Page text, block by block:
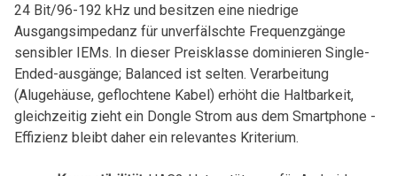
24 Bit/96-192 kHz und besitzen ​eine niedrige
Ausgangsimpedanz für unverfälschte Frequenzgänge
sensibler IEMs. In‌ dieser Preisklasse dominieren Single-
Ended-ausgänge; Balanced ist selten. Verarbeitung
(Alugehäuse,⁣ geflochtene⁤ Kabel) erhöht​ die Haltbarkeit,
gleichzeitig zieht ein Dongle Strom aus dem Smartphone ⁤-
Effizienz ‌bleibt daher⁣ ein relevantes Kriterium.